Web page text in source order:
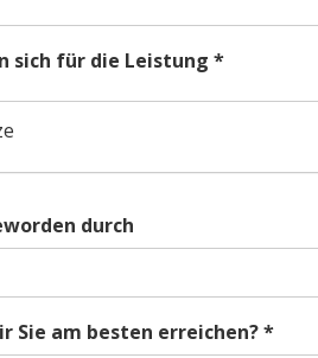
sich für die Leistung *
durch
Sie am besten erreichen? *